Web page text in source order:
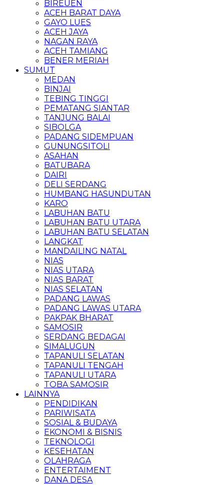
BIREUEN
ACEH BARAT DAYA
GAYO LUES
ACEH JAYA
NAGAN RAYA
ACEH TAMIANG
BENER MERIAH
SUMUT
MEDAN
BINJAI
TEBING TINGGI
PEMATANG SIANTAR
TANJUNG BALAI
SIBOLGA
PADANG SIDEMPUAN
GUNUNGSITOLI
ASAHAN
BATUBARA
DAIRI
DELI SERDANG
HUMBANG HASUNDUTAN
KARO
LABUHAN BATU
LABUHAN BATU UTARA
LABUHAN BATU SELATAN
LANGKAT
MANDAILING NATAL
NIAS
NIAS UTARA
NIAS BARAT
NIAS SELATAN
PADANG LAWAS
PADANG LAWAS UTARA
PAKPAK BHARAT
SAMOSIR
SERDANG BEDAGAI
SIMALUGUN
TAPANULI SELATAN
TAPANULI TENGAH
TAPANULI UTARA
TOBA SAMOSIR
LAINNYA
PENDIDIKAN
PARIWISATA
SOSIAL & BUDAYA
EKONOMI & BISNIS
TEKNOLOGI
KESEHATAN
OLAHRAGA
ENTERTAIMENT
DANA DESA